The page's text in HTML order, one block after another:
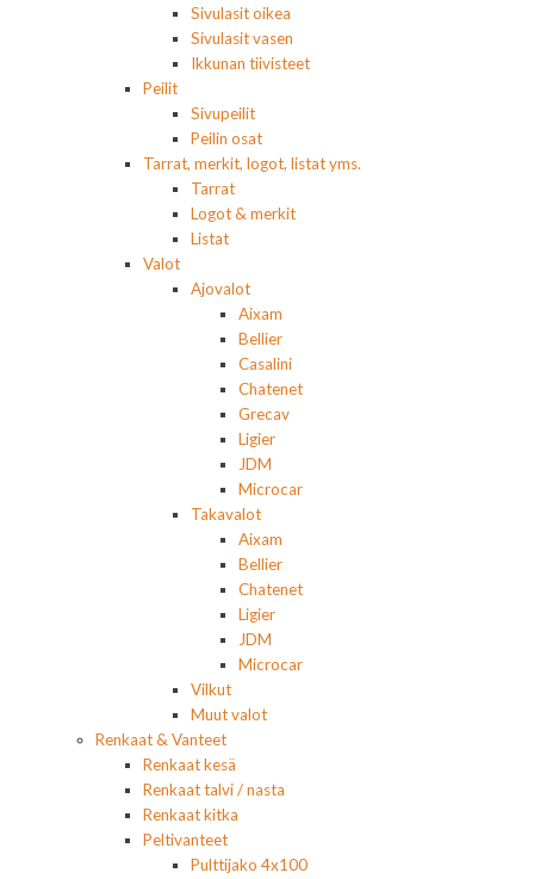
Sivulasit oikea
Sivulasit vasen
Ikkunan tiivisteet
Peilit
Sivupeilit
Peilin osat
Tarrat, merkit, logot, listat yms.
Tarrat
Logot & merkit
Listat
Valot
Ajovalot
Aixam
Bellier
Casalini
Chatenet
Grecav
Ligier
JDM
Microcar
Takavalot
Aixam
Bellier
Chatenet
Ligier
JDM
Microcar
Vilkut
Muut valot
Renkaat & Vanteet
Renkaat kesä
Renkaat talvi / nasta
Renkaat kitka
Peltivanteet
Pulttijako 4x100